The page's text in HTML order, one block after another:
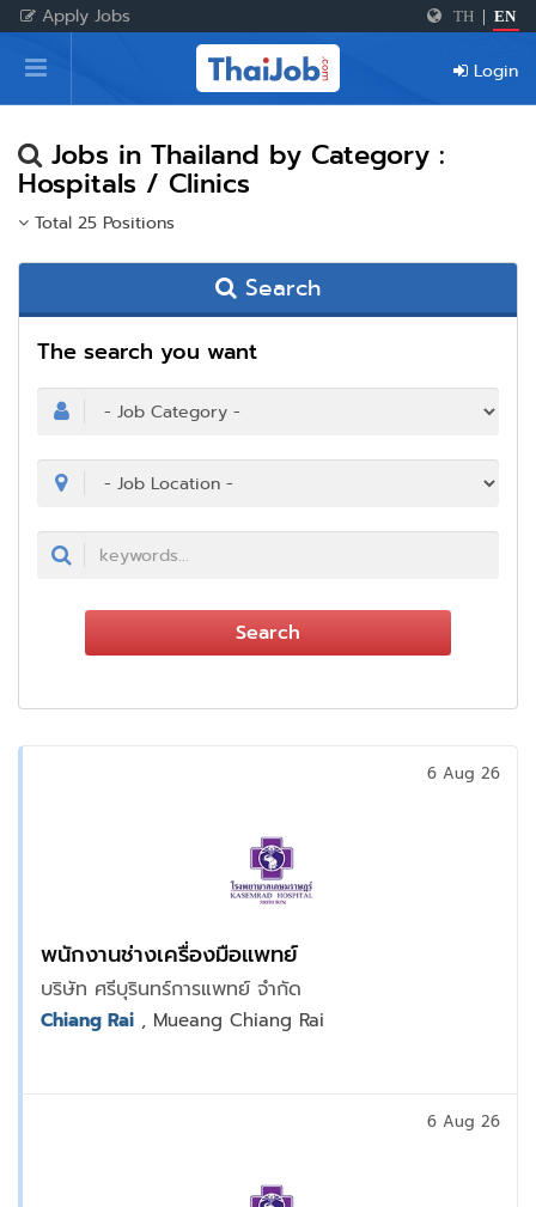
Apply Jobs TH EN
Home
Login
Register
Login
Jobs in Thailand by Category :
Hospitals / Clinics
Total 25 Positions
Search
The search you want
Search
พนักงานช่างเครื่องมือแพทย์
บริษัท ศรีบุรินทร์การแพทย์ จำกัด
6 Aug 26
Chiang Rai , Mueang Chiang Rai
6 Aug 26